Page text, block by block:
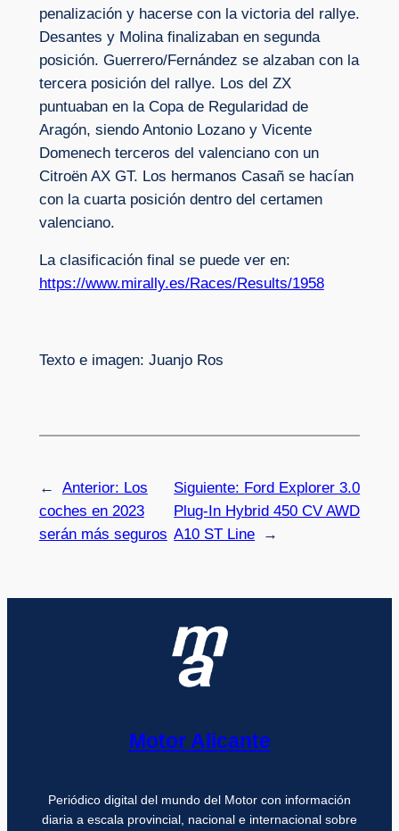
penalización y hacerse con la victoria del rallye.
Desantes y Molina finalizaban en segunda
posición. Guerrero/Fernández se alzaban con la
tercera posición del rallye. Los del ZX
puntuaban en la Copa de Regularidad de
Aragón, siendo Antonio Lozano y Vicente
Domenech terceros del valenciano con un
Citroën AX GT. Los hermanos Casañ se hacían
con la cuarta posición dentro del certamen
valenciano.
La clasificación final se puede ver en:
https://www.mirally.es/Races/Results/1958
Texto e imagen: Juanjo Ros
← Anterior: Los
coches en 2023
serán más seguros
Siguiente: Ford Explorer 3.0
Plug-In Hybrid 450 CV AWD
A10 ST Line
→
Motor Alicante
Periódico digital del mundo del Motor con información
diaria a escala provincial, nacional e internacional sobre